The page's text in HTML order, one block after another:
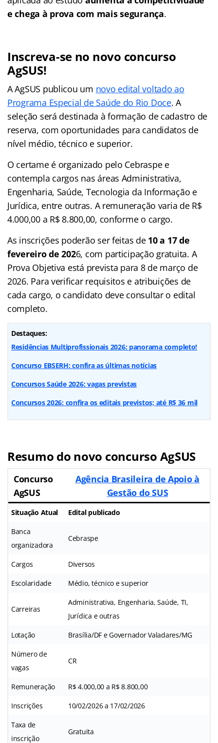
e chega à prova com mais segurança.
Inscreva-se no novo concurso
AgSUS!
A AgSUS publicou um novo edital voltado ao
Programa Especial de Saúde do Rio Doce. A
seleção será destinada à formação de cadastro de
reserva, com oportunidades para candidatos de
nível médio, técnico e superior.
O certame é organizado pelo Cebraspe e
contempla cargos nas áreas Administrativa,
Engenharia, Saúde, Tecnologia da Informação e
Jurídica, entre outras. A remuneração varia de R$
4.000,00 a R$ 8.800,00, conforme o cargo.
As inscrições poderão ser feitas de 10 a 17 de
fevereiro de 2026, com participação gratuita. A
Prova Objetiva está prevista para 8 de março de
2026. Para verificar requisitos e atribuições de
cada cargo, o candidato deve consultar o edital
completo.
Destaques:
Residências Multiprofissionais 2026: panorama completo!
Concurso EBSERH: confira as últimas notícias
Concursos Saúde 2026: vagas previstas
Concursos 2026: confira os editais previstos; até R$ 36 mil
Resumo do novo concurso AgSUS
Concurso
AgSUS
Agência Brasileira de Apoio à
Gestão do SUS
Situação Atual Edital publicado
Banca
organizadora
Cebraspe
Cargos Diversos
Escolaridade Médio, técnico e superior
Carreiras
Administrativa, Engenharia, Saúde, TI,
Jurídica e outras
Lotação Brasília/DF e Governador Valadares/MG
Número de
vagas
CR
Remuneração R$ 4.000,00 a R$ 8.800,00
Inscrições 10/02/2026 a 17/02/2026
Taxa de
inscrição
Gratuita